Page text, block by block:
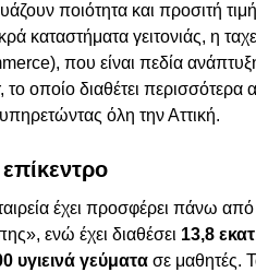
ποιότητα και προσιτή
καταστήματα γειτονιάς, η
που είναι πεδία
οποίο διαθέτει
όλη την Αττική.
έχει προσφέρει πάνω
ενώ έχει διαθέσει 13,8
υγιεινά γεύματα σε μαθητές.